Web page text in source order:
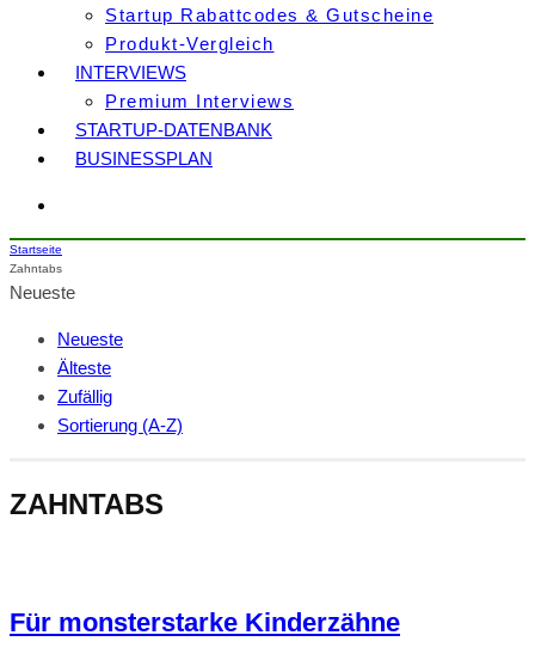
Startup Rabattcodes & Gutscheine
Produkt-Vergleich
INTERVIEWS
Premium Interviews
STARTUP-DATENBANK
BUSINESSPLAN
Startseite
Zahntabs
Neueste
Neueste
Älteste
Zufällig
Sortierung (A-Z)
ZAHNTABS
Für monsterstarke Kinderzähne